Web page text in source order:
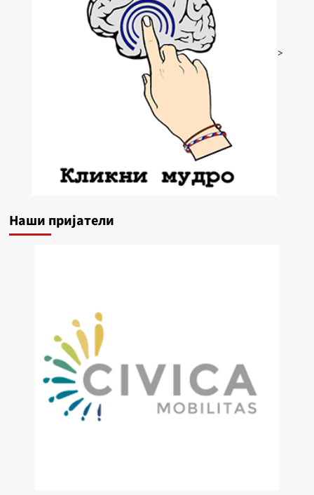
>
Наши пријатели